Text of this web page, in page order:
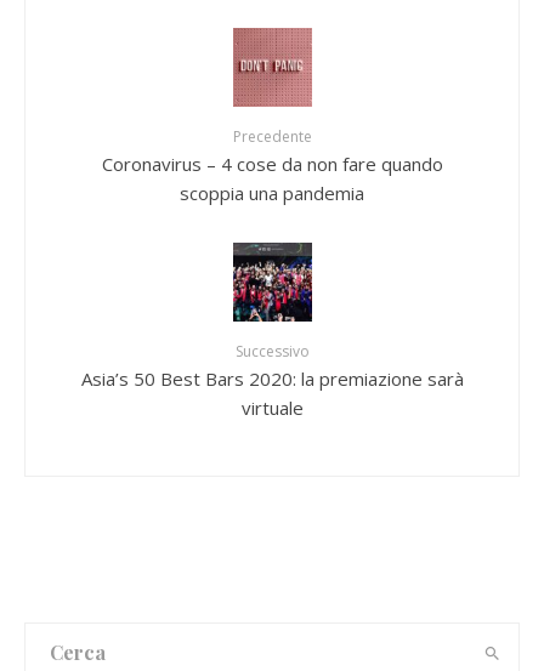
Precedente
Coronavirus – 4 cose da non fare quando
scoppia una pandemia
Successivo
Asia’s 50 Best Bars 2020: la premiazione sarà
virtuale